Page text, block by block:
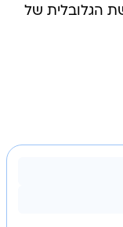
הגלובלית של